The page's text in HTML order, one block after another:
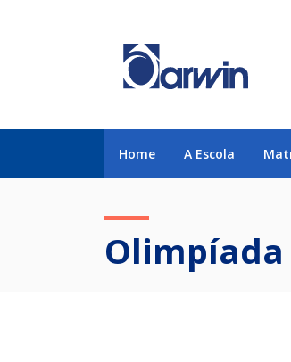
Home A Escola